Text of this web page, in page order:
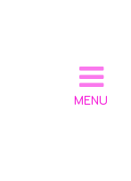
MENU